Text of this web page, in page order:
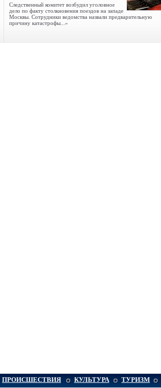
Следственный комитет возбудил уголовное
дело по факту столкновения поездов на западе
Москвы. Сотрудники ведомства назвали предварительную
причину катастрофы...»
ПРОИСШЕСТВИЯ КУЛЬТУРА ТУРИЗМ